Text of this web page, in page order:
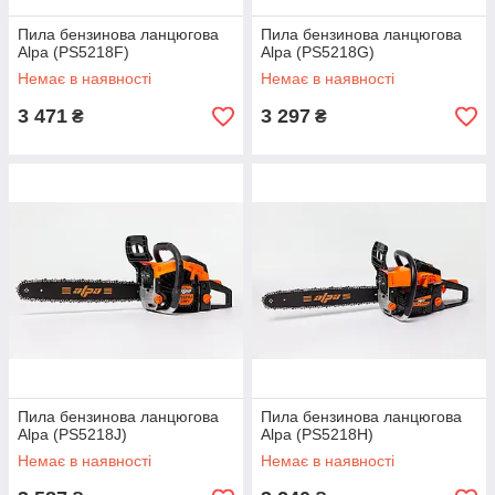
Пила бензинова ланцюгова
Alpa (PS5218F)
Немає в наявності
3 471 ₴
Пила бензинова ланцюгова
Alpa (PS5218G)
Немає в наявності
3 297 ₴
Пила бензинова ланцюгова
Alpa (PS5218J)
Немає в наявності
Пила бензинова ланцюгова
Alpa (PS5218H)
Немає в наявності